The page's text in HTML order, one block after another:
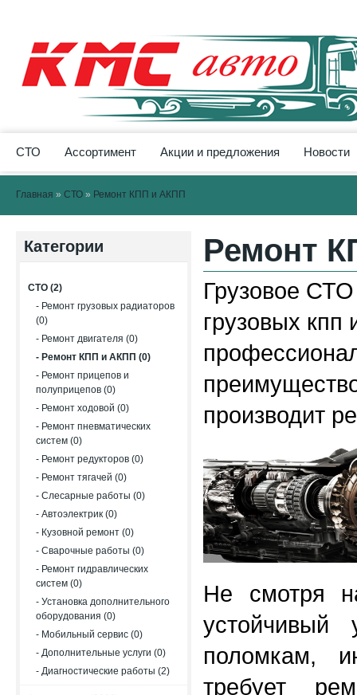
СТО Ассортимент Акции и предложения Новости
Главная » СТО » Ремонт КПП и АКПП
Категории
СТО (2)
- Ремонт грузовых радиаторов
(0)
- Ремонт двигателя (0)
- Ремонт КПП и АКПП (0)
- Ремонт прицепов и
полуприцепов (0)
- Ремонт ходовой (0)
- Ремонт пневматических
систем (0)
- Ремонт редукторов (0)
- Ремонт тягачей (0)
- Слесарные работы (0)
- Автоэлектрик (0)
- Кузовной ремонт (0)
- Сварочные работы (0)
- Ремонт гидравлических
систем (0)
- Установка дополнительного
оборудования (0)
- Мобильный сервис (0)
- Дополнительные услуги (0)
- Диагностические работы (2)
Ремонт
Грузовое
грузовых
производит
Не смотря
устойчивый
поломкам,
требует